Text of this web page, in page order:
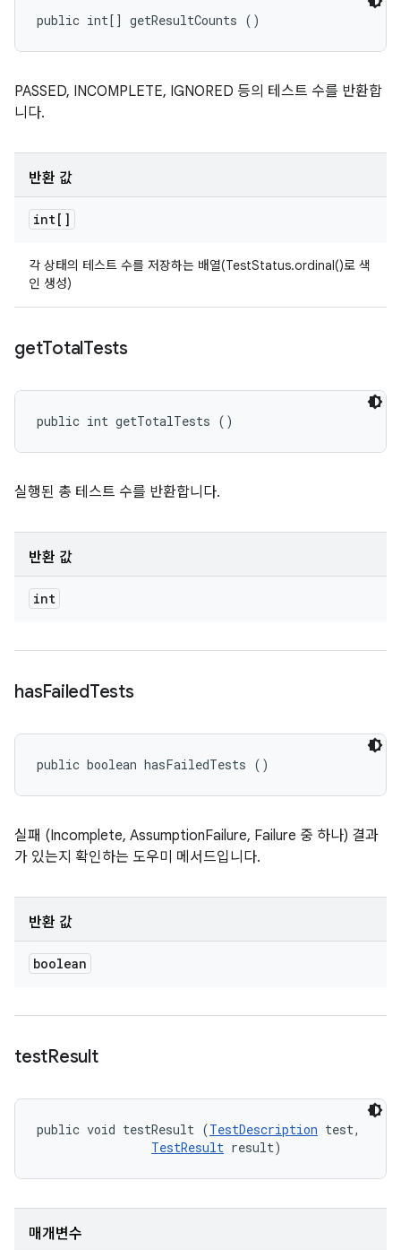
public int[] getResultCounts ()
PASSED, INCOMPLETE, IGNORED 등의 테스트 수를 반환합
니다.
반환 값
int[]
각 상태의 테스트 수를 저장하는 배열(TestStatus.ordinal()로 색
인 생성)
getTotalTests
public int getTotalTests ()
실행된 총 테스트 수를 반환합니다.
반환 값
int
hasFailedTests
public boolean hasFailedTests ()
실패 (Incomplete, AssumptionFailure, Failure 중 하나) 결과
가 있는지 확인하는 도우미 메서드입니다.
반환 값
boolean
testResult
public void testResult (TestDescription test,
TestResult result)
매개변수